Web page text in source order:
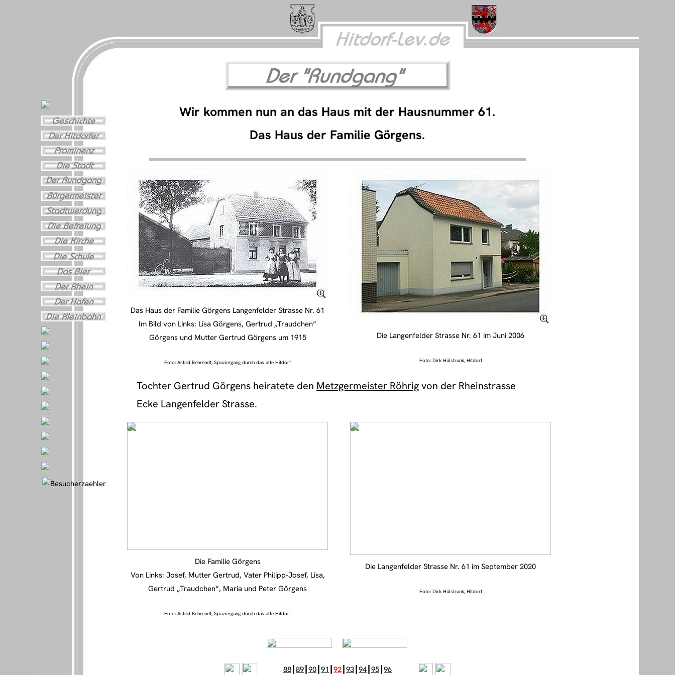
Wir kommen nun an das Haus mit der Hausnummer 61.
Das Haus der Familie Görgens.
Das Haus der Familie Görgens Langenfelder Strasse Nr. 61
Im Bild von Links: Lisa Görgens, Gertrud „Traudchen“
Görgens und Mutter Gertrud Görgens um 1915
Foto: Astrid Behrendt, Spaziergang durch das alte Hitdorf
Die Langenfelder Strasse Nr. 61 im Juni 2006
Foto: Dirk Hülstrunk, Hitdorf
Tochter Gertrud Görgens heiratete den Metzgermeister Röhrigvon der Rheinstrasse
Ecke Langenfelder Strasse.
Die Familie Görgens
Von Links: Josef, Mutter Gertrud, Vater Philipp-Josef, Lisa,
Gertrud „Traudchen“, Maria und Peter Görgens
Foto: Astrid Behrendt, Spaziergang durch das alte Hitdorf
Die Langenfelder Strasse Nr. 61 im September 2020
Foto: Dirk Hülstrunk, Hitdorf
88 89 90 91 92 93 94┃ 95 96